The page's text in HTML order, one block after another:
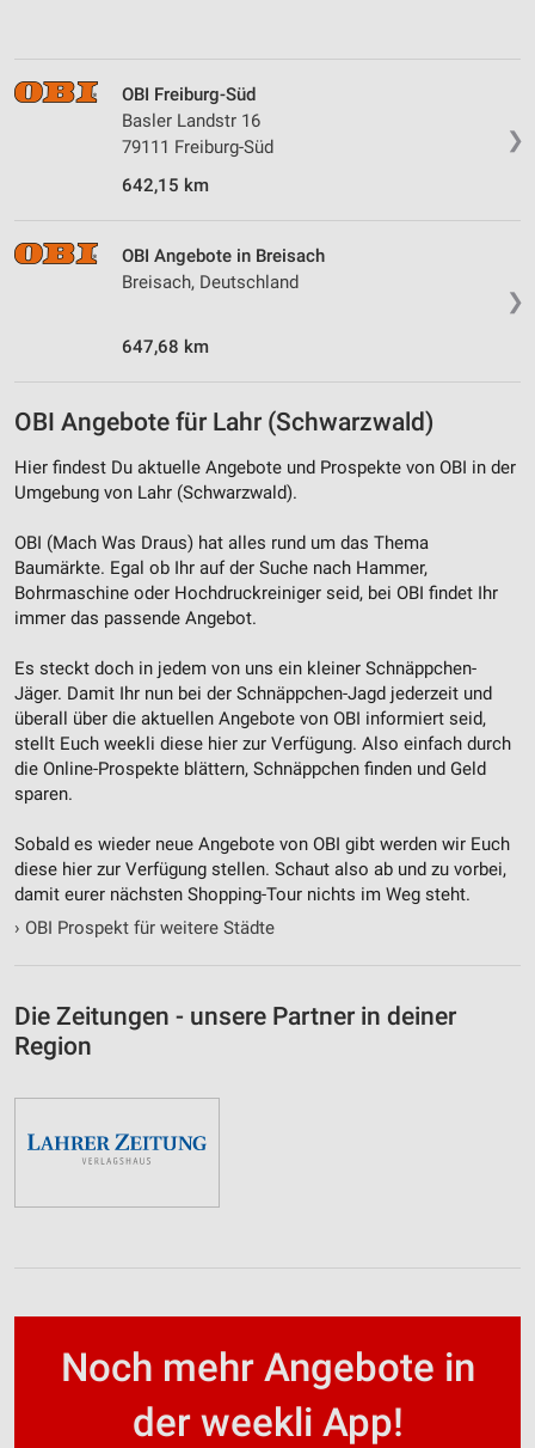
❯
OBI Freiburg-Süd
Basler Landstr 16
79111 Freiburg-Süd
642,15 km
❯
OBI Angebote in Breisach
Breisach, Deutschland
647,68 km
OBI Angebote für Lahr (Schwarzwald)
Hier findest Du aktuelle Angebote und Prospekte von OBI in der
Umgebung von Lahr (Schwarzwald).
OBI (Mach Was Draus) hat alles rund um das Thema
Baumärkte. Egal ob Ihr auf der Suche nach Hammer,
Bohrmaschine oder Hochdruckreiniger seid, bei OBI findet Ihr
immer das passende Angebot.
Es steckt doch in jedem von uns ein kleiner Schnäppchen-
Jäger. Damit Ihr nun bei der Schnäppchen-Jagd jederzeit und
überall über die aktuellen Angebote von OBI informiert seid,
stellt Euch weekli diese hier zur Verfügung. Also einfach durch
die Online-Prospekte blättern, Schnäppchen finden und Geld
sparen.
Sobald es wieder neue Angebote von OBI gibt werden wir Euch
diese hier zur Verfügung stellen. Schaut also ab und zu vorbei,
damit eurer nächsten Shopping-Tour nichts im Weg steht.
› OBI Prospekt für weitere Städte
Die Zeitungen - unsere Partner in deiner
Region
Noch mehr Angebote in
der weekli App!
Messung der Werbeleistung
Messung der Performance von Inhalten
Analyse von Zielgruppen durch Statistiken oder
Entwicklung und Verbesserung der Angebote
Verwendung reduzierter Daten zur Auswahl von
Verwendung genauer Standortdaten
Geräte anhand von aktiv angeforderten
Informationen identifizieren
Nicht-IAB-Verarbeitungszwecke:
Notwendig
Performance
Funktional
Werbung